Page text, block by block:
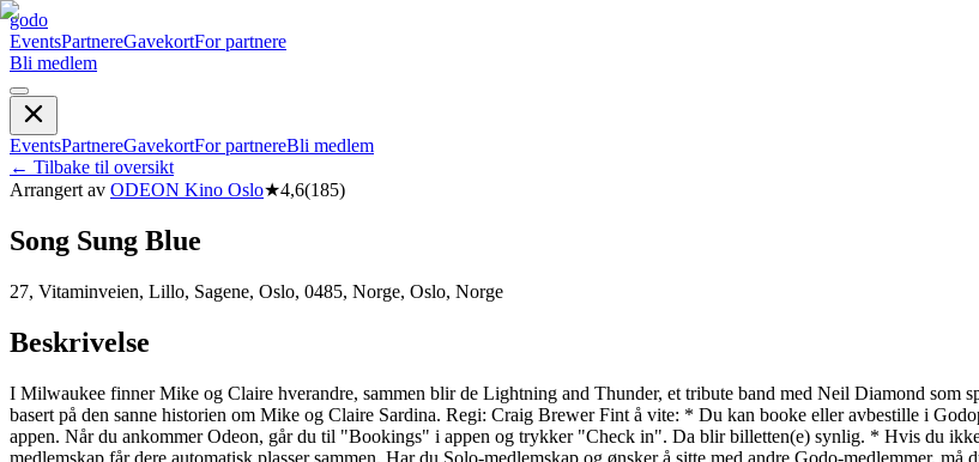
godo
EventsPartnereGavekortFor partnere
Bli medlem
EventsPartnereGavekortFor partnereBli medlem
← Tilbake til oversikt
Arrangert av ODEON Kino Oslo★4,6(185)
Song Sung Blue
27, Vitaminveien, Lillo, Sagene, Oslo, 0485, Norge, Oslo, Norge
Beskrivelse
I Milwaukee finner Mike og Claire hverandre, sammen blir de Lightning and Thunder, et tribute band med Neil Diamond som
basert på den sanne historien om Mike og Claire Sardina. Regi: Craig Brewer Fint å vite: * Du kan booke eller avbestille i
appen. Når du ankommer Odeon, går du til "Bookings" i appen og trykker "Check in". Da blir billetten(e) synlig. * Hvis du
medlemskap får dere automatisk plasser sammen. Har du Solo-medlemskap og ønsker å sitte med andre Godo-medlemmer,